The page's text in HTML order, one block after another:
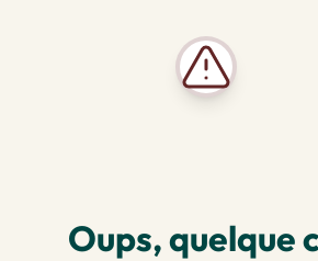
Oups, quelque